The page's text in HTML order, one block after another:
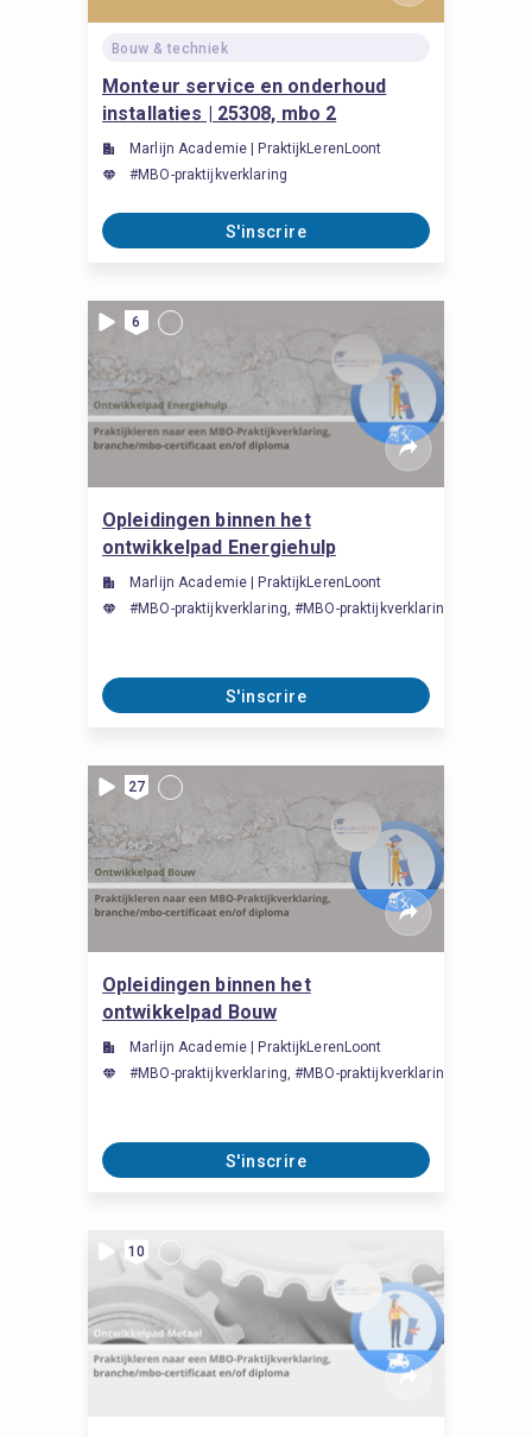
Bouw & techniek
Monteur service en onderhoud
installaties | 25308, mbo 2
Marlijn Academie | PraktijkLerenLoont
#MBO-praktijkverklaring
S'inscrire
6
Opleidingen binnen het
ontwikkelpad Energiehulp
Marlijn Academie | PraktijkLerenLoont
#MBO-praktijkverklaring, #MBO-praktijkverklaring, #MBO-
S'inscrire
27
Opleidingen binnen het
ontwikkelpad Bouw
Marlijn Academie | PraktijkLerenLoont
#MBO-praktijkverklaring, #MBO-praktijkverklaring, #MBO-
S'inscrire
10